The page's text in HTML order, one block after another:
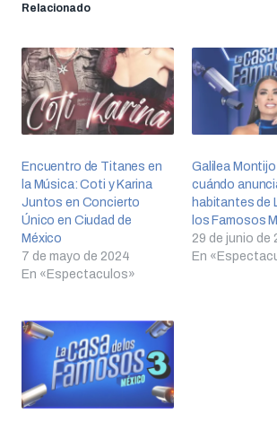
Relacionado
Encuentro de Titanes en
la Música: Coti y Karina
Juntos en Concierto
Único en Ciudad de
México
7 de mayo de 2024
En «Espectaculos»
Galilea
cuándo
habitantes de
los Famosos
29 de junio de
En